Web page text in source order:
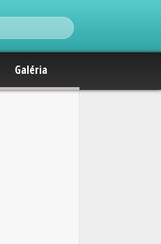
Galéria